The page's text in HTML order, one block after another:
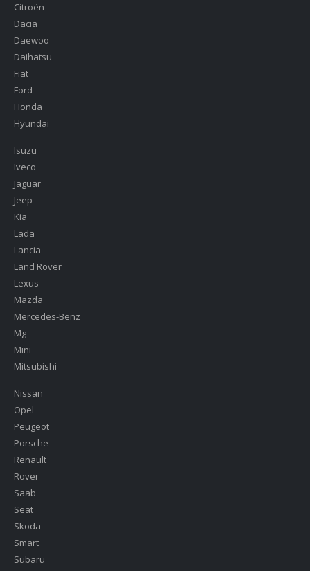
Citroën
Dacia
Daewoo
Daihatsu
Fiat
Ford
Honda
Hyundai
Isuzu
Iveco
Jaguar
Jeep
Kia
Lada
Lancia
Land Rover
Lexus
Mazda
Mercedes-Benz
Mg
Mini
Mitsubishi
Nissan
Opel
Peugeot
Porsche
Renault
Rover
Saab
Seat
Skoda
Smart
Subaru